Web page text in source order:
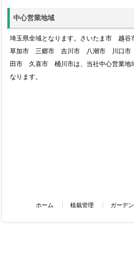
中心営業地域
埼玉県全域となります。さいたま市 越
草加市 三郷市 吉川市 八潮市 川口
田市 久喜市 桶川市は、当社中心営業地
なります。
ホーム 植栽管理 ガーデ